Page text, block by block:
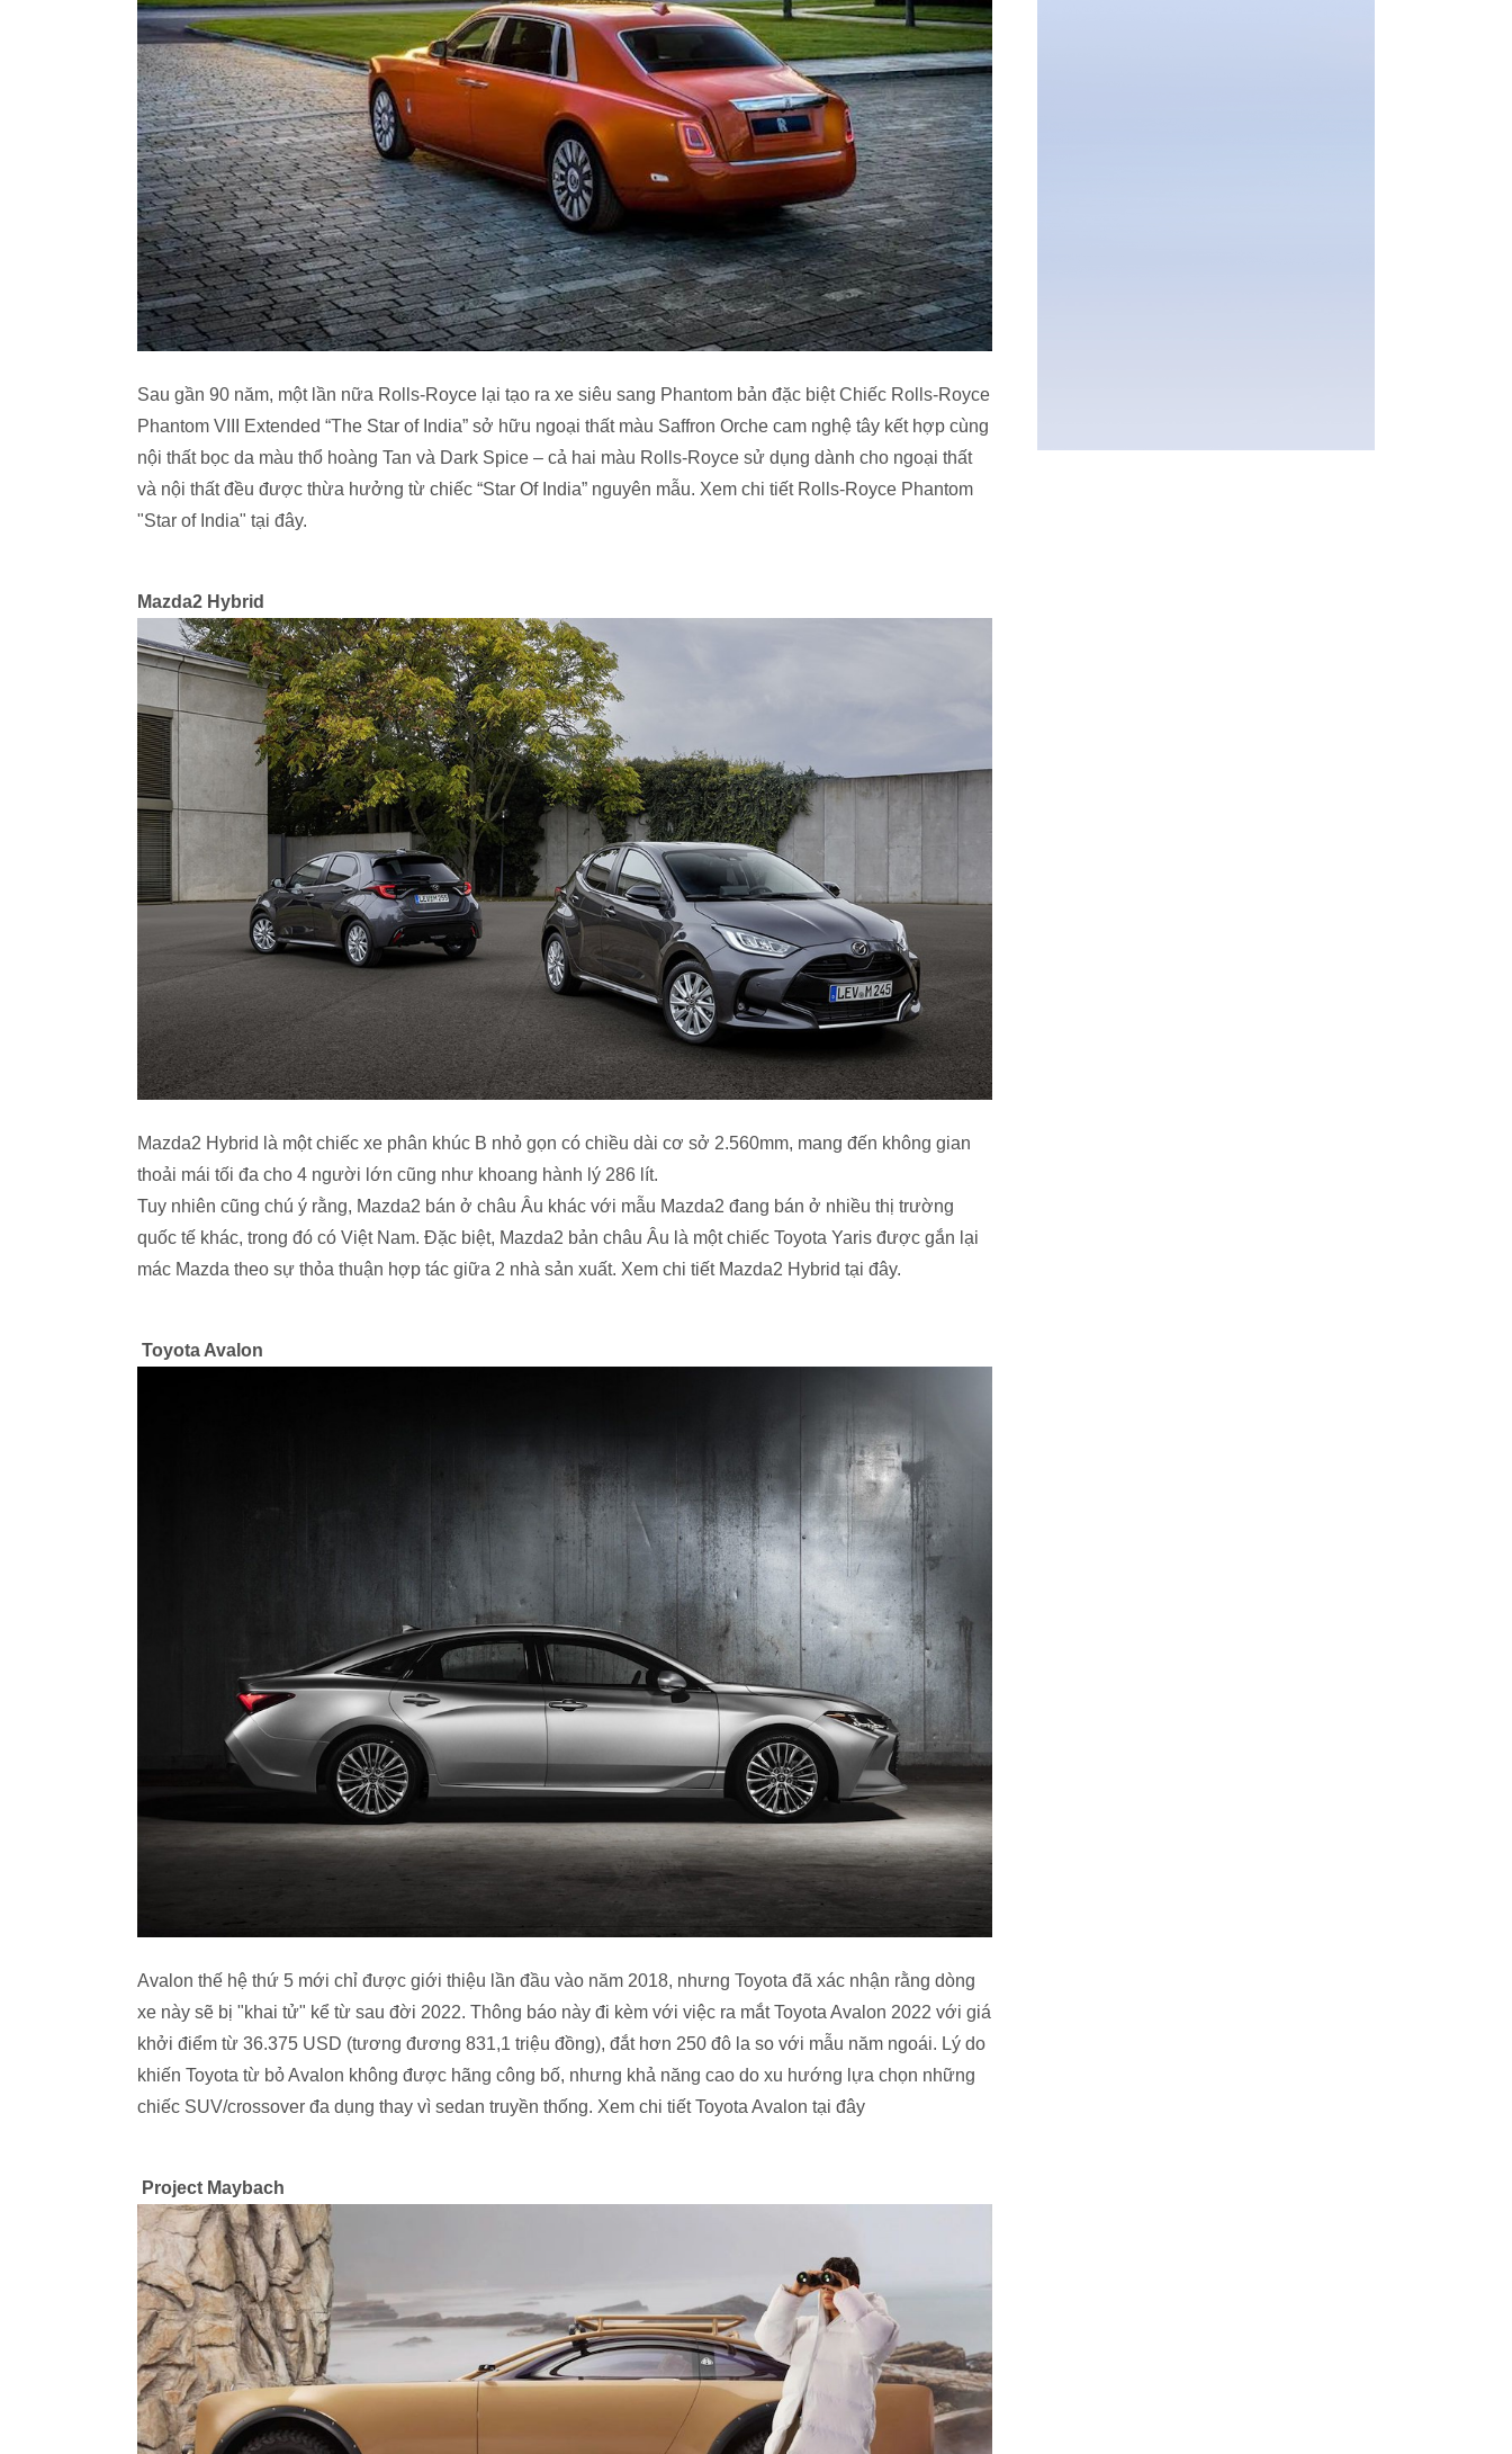
Sau gần 90 năm, một lần nữa Rolls-Royce lại tạo ra xe siêu sang Phantom bản đặc biệt Chiếc Rolls-Royce
Phantom VIII Extended “The Star of India” sở hữu ngoại thất màu Saffron Orche cam nghệ tây kết hợp cùng
nội thất bọc da màu thổ hoàng Tan và Dark Spice – cả hai màu Rolls-Royce sử dụng dành cho ngoại thất
và nội thất đều được thừa hưởng từ chiếc “Star Of India” nguyên mẫu. Xem chi tiết Rolls-Royce Phantom
"Star of India" tại đây.
Mazda2 Hybrid
Mazda2 Hybrid là một chiếc xe phân khúc B nhỏ gọn có chiều dài cơ sở 2.560mm, mang đến không gian
thoải mái tối đa cho 4 người lớn cũng như khoang hành lý 286 lít.
Tuy nhiên cũng chú ý rằng, Mazda2 bán ở châu Âu khác với mẫu Mazda2 đang bán ở nhiều thị trường
quốc tế khác, trong đó có Việt Nam. Đặc biệt, Mazda2 bản châu Âu là một chiếc Toyota Yaris được gắn lại
mác Mazda theo sự thỏa thuận hợp tác giữa 2 nhà sản xuất. Xem chi tiết Mazda2 Hybrid tại đây.
Toyota Avalon
Avalon thế hệ thứ 5 mới chỉ được giới thiệu lần đầu vào năm 2018, nhưng Toyota đã xác nhận rằng dòng
xe này sẽ bị "khai tử" kể từ sau đời 2022. Thông báo này đi kèm với việc ra mắt Toyota Avalon 2022 với giá
khởi điểm từ 36.375 USD (tương đương 831,1 triệu đồng), đắt hơn 250 đô la so với mẫu năm ngoái. Lý do
khiến Toyota từ bỏ Avalon không được hãng công bố, nhưng khả năng cao do xu hướng lựa chọn những
chiếc SUV/crossover đa dụng thay vì sedan truyền thống. Xem chi tiết Toyota Avalon tại đây
Project Maybach